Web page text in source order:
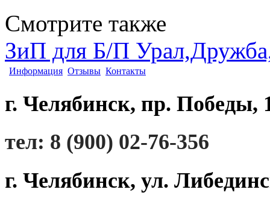
Смотрите также
ЗиП для Б/П
Информация Отзывы Контакты
г. Челябинск, пр. Победы,
тел: 8 (900) 02-76-356
г. Челябинск, ул.